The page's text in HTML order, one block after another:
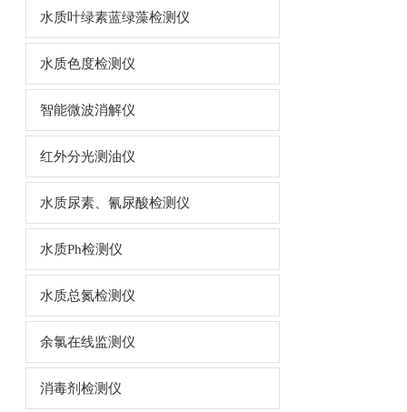
水质叶绿素蓝绿藻检测仪
水质色度检测仪
智能微波消解仪
红外分光测油仪
水质尿素、氰尿酸检测仪
水质Ph检测仪
水质总氮检测仪
余氯在线监测仪
消毒剂检测仪